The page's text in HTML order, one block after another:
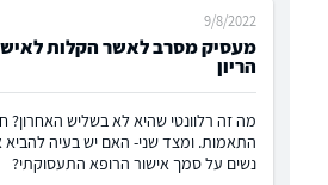
מעסיק מסרב לאשר הקלות
הריון
9/8/2022
מה זה רלוונטי שהיא לא בשליש האחרון?
התאמות. ומצד שני- האם יש בעיה להביא
נשים על סמך אישור הרופא התעסוקתי?